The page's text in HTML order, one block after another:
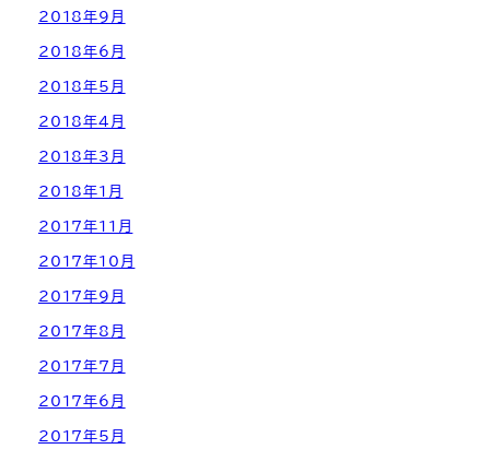
2018年9月
2018年6月
2018年5月
2018年4月
2018年3月
2018年1月
2017年11月
2017年10月
2017年9月
2017年8月
2017年7月
2017年6月
2017年5月